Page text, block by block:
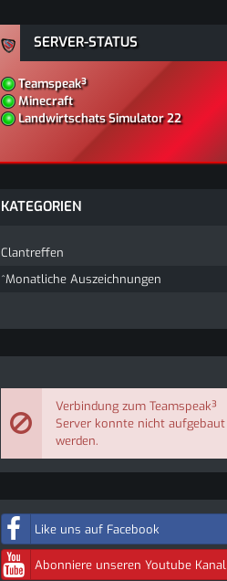
SERVER-STATUS
Teamspeak³
Minecraft
Landwirtschats Simulator 22
KATEGORIEN
Clantreffen
^Monatliche Auszeichnungen
Verbindung zum Teamspeak³
Server konnte nicht aufgebaut
werden.
Like uns auf Facebook
Abonniere unseren Youtube Kanal